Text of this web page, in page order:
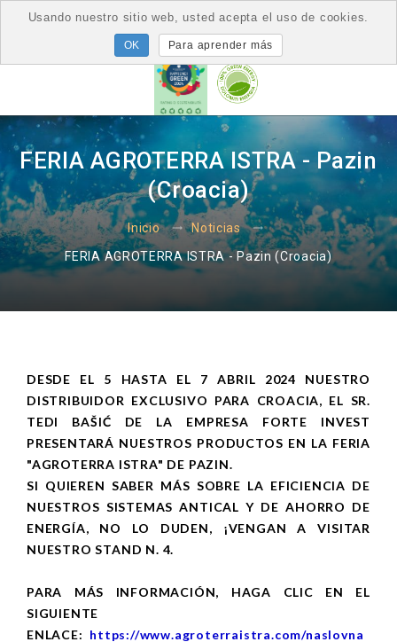
FERIA AGROTERRA ISTRA - Pazin
(Croacia)
Inicio Noticias
FERIA AGROTERRA ISTRA - Pazin (Croacia)
DESDE EL 5 HASTA EL 7 ABRIL 2024 NUESTRO
DISTRIBUIDOR EXCLUSIVO PARA CROACIA, EL SR.
TEDI BAŠIĆ DE LA EMPRESA FORTE INVEST
PRESENTARÁ NUESTROS PRODUCTOS EN LA FERIA
"AGROTERRA ISTRA" DE PAZIN.
SI QUIEREN SABER MÁS SOBRE LA EFICIENCIA DE
NUESTROS SISTEMAS ANTICAL Y DE AHORRO DE
ENERGÍA, NO LO DUDEN, ¡VENGAN A VISITAR
NUESTRO STAND N. 4.
PARA MÁS INFORMACIÓN, HAGA CLIC EN EL
SIGUIENTE
ENLACE: https://www.agroterraistra.com/naslovna
Usando nuestro sitio web, usted acepta el uso de cookies.
Para aprender más